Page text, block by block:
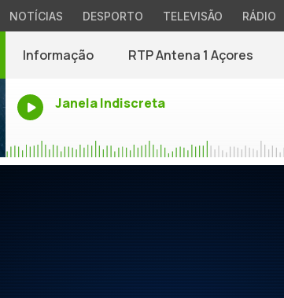
NOTÍCIAS DESPORTO TELEVISÃO RÁDIO
Informação RTP Antena 1 Açores
Janela Indiscreta